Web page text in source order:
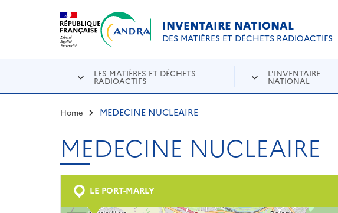
Aller au contenu principal
INVENTAIRE NATIONAL
DES MATIÈRES ET DÉCHETS RADIOACTIFS
LES MATIÈRES ET DÉCHETS
RADIOACTIFS
L'INVENTAIRE
NATIONAL
Home MEDECINE NUCLEAIRE
MEDECINE NUCLEAIRE
LE PORT-MARLY